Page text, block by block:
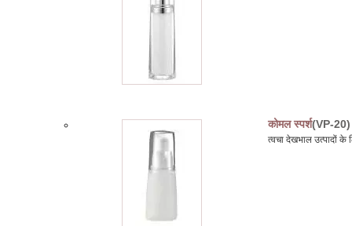
कोमल स्पर्श(VP-20)
त्वचा देखभाल उत्पादों के